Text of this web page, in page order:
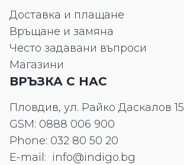
Доставка и плащане
Връщане и замяна
Често задавани въпроси
Магазини
ВРЪЗКА С НАС
Пловдив, ул. Райко Даскалов 15
GSM: 0888 006 900
Phone: 032 80 50 20
E-mail: info@indigo.bg